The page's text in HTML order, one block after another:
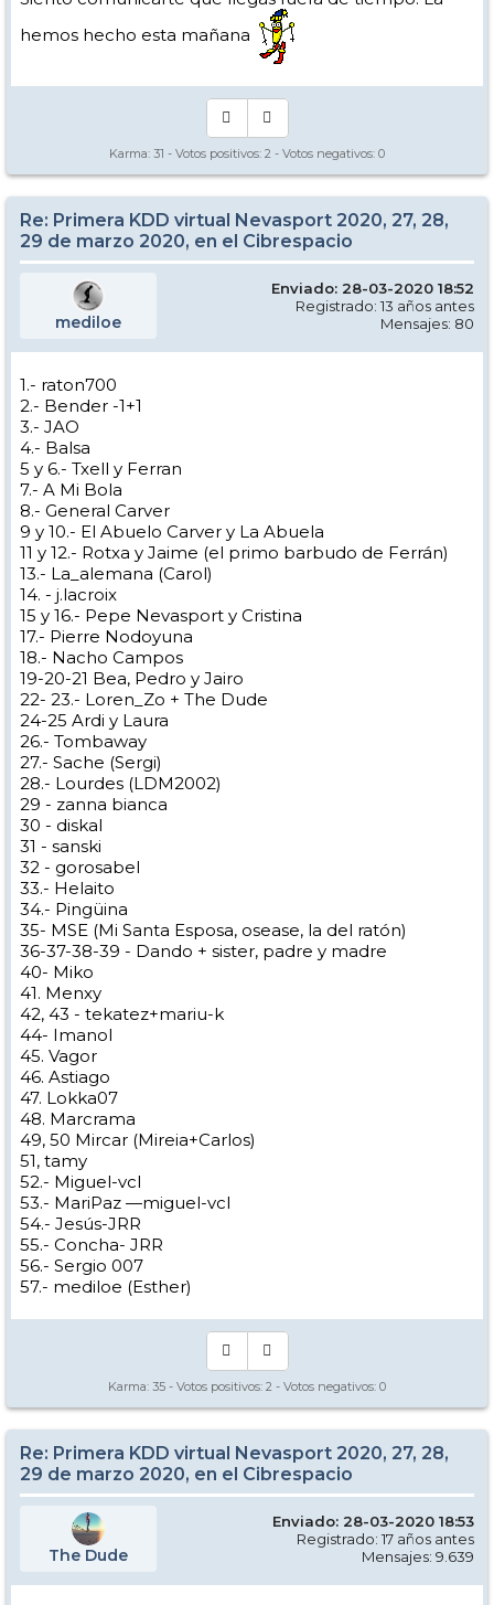
hemos hecho esta mañana
Karma: 31 - Votos positivos: 2 - Votos negativos: 0
Re: Primera KDD virtual Nevasport 2020, 27, 28,
29 de marzo 2020, en el Cibrespacio
mediloe
Enviado: 28-03-2020 18:52
Registrado: 13 años antes
Mensajes: 80
1.- raton700
2.- Bender -1+1
3.- JAO
4.- Balsa
5 y 6.- Txell y Ferran
7.- A Mi Bola
8.- General Carver
9 y 10.- El Abuelo Carver y La Abuela
11 y 12.- Rotxa y Jaime (el primo barbudo de Ferrán)
13.- La_alemana (Carol)
14. - j.lacroix
15 y 16.- Pepe Nevasport y Cristina
17.- Pierre Nodoyuna
18.- Nacho Campos
19-20-21 Bea, Pedro y Jairo
22- 23.- Loren_Zo + The Dude
24-25 Ardi y Laura
26.- Tombaway
27.- Sache (Sergi)
28.- Lourdes (LDM2002)
29 - zanna bianca
30 - diskal
31 - sanski
32 - gorosabel
33.- Helaito
34.- Pingüina
35- MSE (Mi Santa Esposa, osease, la del ratón)
36-37-38-39 - Dando + sister, padre y madre
40- Miko
41. Menxy
42, 43 - tekatez+mariu-k
44- Imanol
45. Vagor
46. Astiago
47. Lokka07
48. Marcrama
49, 50 Mircar (Mireia+Carlos)
51, tamy
52.- Miguel-vcl
53.- MariPaz —miguel-vcl
54.- Jesús-JRR
55.- Concha- JRR
56.- Sergio 007
57.- mediloe (Esther)
Karma: 35 - Votos positivos: 2 - Votos negativos: 0
Re: Primera KDD virtual Nevasport 2020, 27, 28,
29 de marzo 2020, en el Cibrespacio
The Dude
Enviado: 28-03-2020 18:53
Registrado: 17 años antes
Mensajes: 9.639